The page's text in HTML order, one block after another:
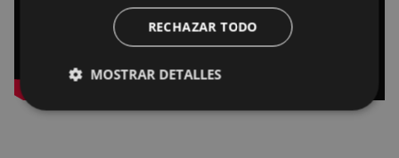
RECHAZAR TODO
MOSTRAR DETALLES